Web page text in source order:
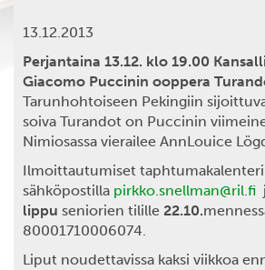
13.12.2013
Perjantaina 13.12. klo 19.00
Giacomo Puccinin ooppera
Tarunhohtoiseen Pekingiin
soiva Turandot on Puccinin
Nimiosassa vierailee AnnLouice
Ilmoittautumiset
sähköpostilla pirkko.snellman@ril.fi
lippu seniorien tilille 22.10.
80001710006074.
Liput noudettavissa kaksi viikkoa